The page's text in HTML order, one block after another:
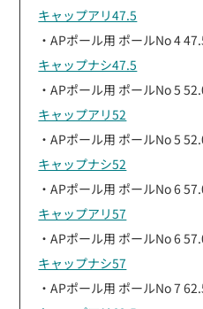
キャップアリ47.5
・APポール用 ポールNo 4
キャップナシ47.5
・APポール用 ポールNo 5
キャップアリ52
・APポール用 ポールNo 5
キャップナシ52
・APポール用 ポールNo 6
キャップアリ57
・APポール用 ポールNo 6
キャップナシ57
・APポール用 ポールNo 7